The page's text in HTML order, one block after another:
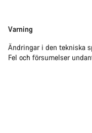
Friskrivning
Varning
Ändringar i den tekniska
Fel och försumelser